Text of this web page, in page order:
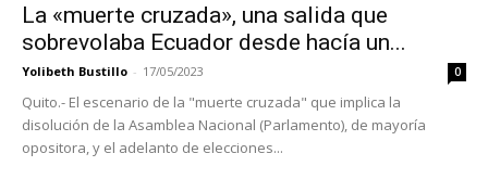
La «muerte cruzada», una salida que
sobrevolaba Ecuador desde hacía un...
Yolibeth Bustillo - 17/05/2023 0
Quito.- El escenario de la "muerte cruzada" que implica la
disolución de la Asamblea Nacional (Parlamento), de mayoría
opositora, y el adelanto de elecciones...